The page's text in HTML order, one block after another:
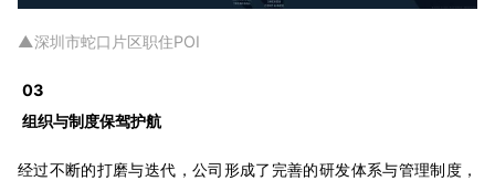
▲深圳市蛇口片区职住POI
03
组织与制度保驾护航
经过不断的打磨与迭代，公司形成了完善的研发体系与管理制度，